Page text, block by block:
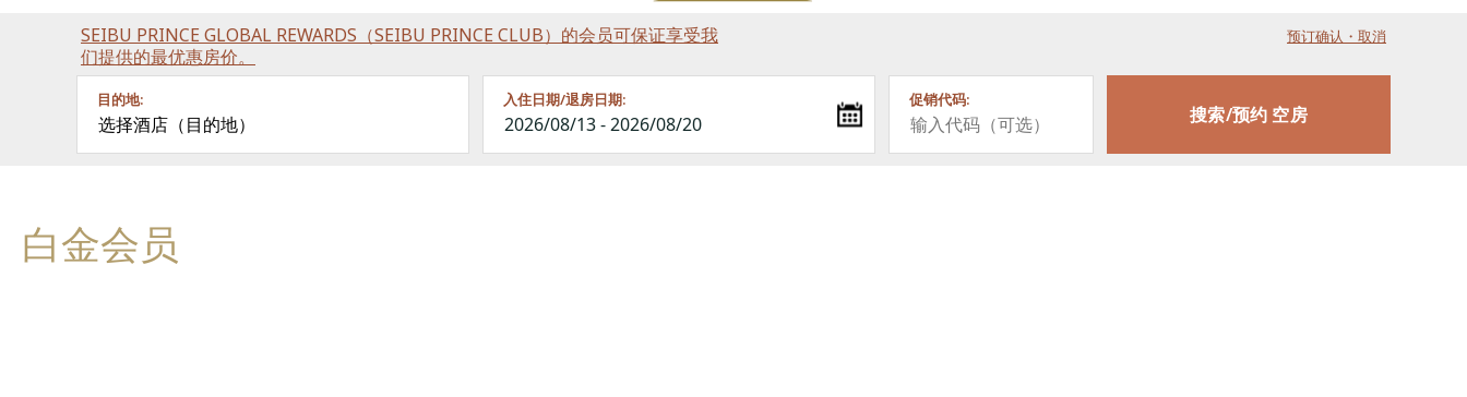
SEIBU PRINCE GLOBAL REWARDS（SEIBU PRINCE CLUB）的会员可保证享受我
们提供的最优惠房价。
预订确认・取消
目的地:
选择酒店（目的地）
入住日期/退房日期: 促销代码:
白金会员